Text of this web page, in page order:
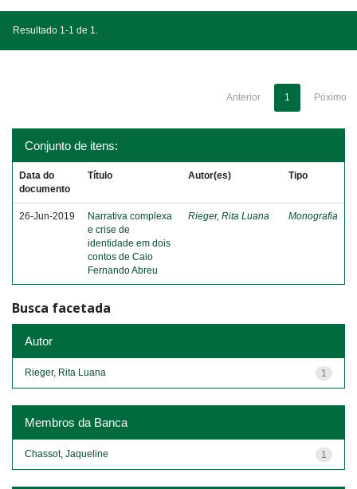
Resultado 1-1 de 1.
Anterior 1 Póximo
Conjunto de itens:
Data do
documento
Título Autor(es) Tipo
26-Jun-2019
Narrativa complexa
e crise de
identidade em dois
contos de Caio
Fernando Abreu
Rieger, Rita Luana Monografia
Busca facetada
Autor
1
Rieger, Rita Luana
Membros da Banca
1
Chassot, Jaqueline